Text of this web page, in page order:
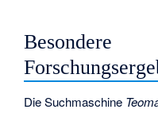
Besondere
Die Suchmaschine